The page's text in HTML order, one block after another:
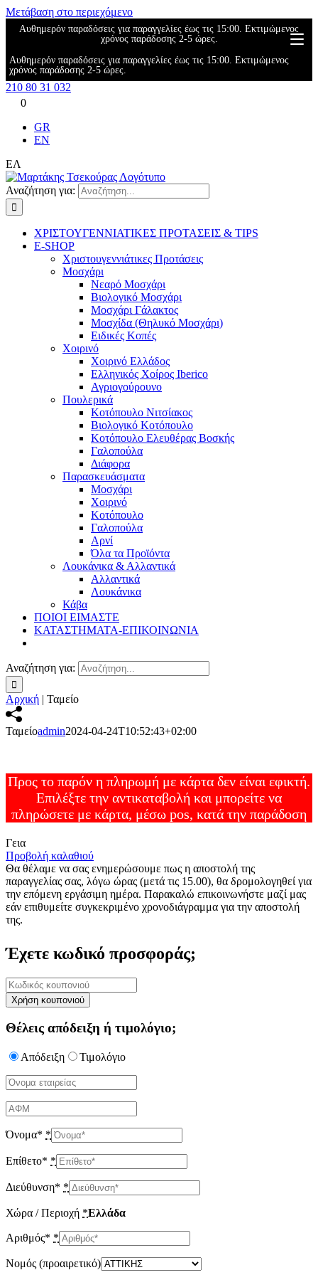
Μετάβαση στο περιεχόμενο
Αυθημερόν παραδόσεις για παραγγελίες έως τις 15:00. Εκτιμώμενος
χρόνος παράδοσης 2-5 ώρες.
Αυθημερόν παραδόσεις για παραγγελίες έως τις 15:00. Εκτιμώμενος
χρόνος παράδοσης 2-5 ώρες.
210 80 31 032
0
GR
EN
ΕΛ
Αναζήτηση για:
ΧΡΙΣΤΟΥΓΕΝΝΙΑΤΙΚΕΣ ΠΡΟΤΑΣΕΙΣ & TIPS
E-SHOP
Χριστουγεννιάτικες Προτάσεις
Μοσχάρι
Νεαρό Μοσχάρι
Βιολογικό Μοσχάρι
Μοσχάρι Γάλακτος
Μοσχίδα (Θηλυκό Μοσχάρι)
Ειδικές Κοπές
Χοιρινό
Χοιρινό Ελλάδος
Ελληνικός Χοίρος Iberico
Αγριογούρουνο
Πουλερικά
Κοτόπουλο Νιτσίακος
Βιολογικό Κοτόπουλο
Κοτόπουλο Ελευθέρας Βοσκής
Γαλοπούλα
Διάφορα
Παρασκευάσματα
Μοσχάρι
Χοιρινό
Κοτόπουλο
Γαλοπούλα
Αρνί
Όλα τα Προϊόντα
Λουκάνικα & Αλλαντικά
Αλλαντικά
Λουκάνικα
Κάβα
ΠΟΙΟΙ ΕΙΜΑΣΤΕ
ΚΑΤΑΣΤΗΜΑΤΑ-ΕΠΙΚΟΙΝΩΝΙΑ
Αναζήτηση για:
Αρχική | Ταμείο
Ταμείοadmin2024-04-24T10:52:43+02:00
Προς το παρόν η πληρωμή με κάρτα δεν είναι εφικτή.
Επιλέξτε την αντικαταβολή και μπορείτε να
πληρώσετε με κάρτα, μέσω pos, κατά την παράδοση
Γεια
Προβολή καλαθιού
Θα θέλαμε να σας ενημερώσουμε πως η αποστολή της
παραγγελίας σας, λόγω ώρας (μετά τις 15.00), θα δρομολογηθεί για
την επόμενη εργάσιμη ημέρα. Παρακαλώ επικοινωνήστε μαζί μας
εάν επιθυμείτε συγκεκριμένο χρονοδιάγραμμα για την αποστολή
της.
Έχετε κωδικό προσφοράς;
Θέλεις απόδειξη ή τιμολόγιο;
Απόδειξη Τιμολόγιο
Όνομα* *
Επίθετο* *
Διεύθυνση* *
Χώρα / Περιοχή *Ελλάδα
Αριθμός* *
Νομός (προαιρετικό)